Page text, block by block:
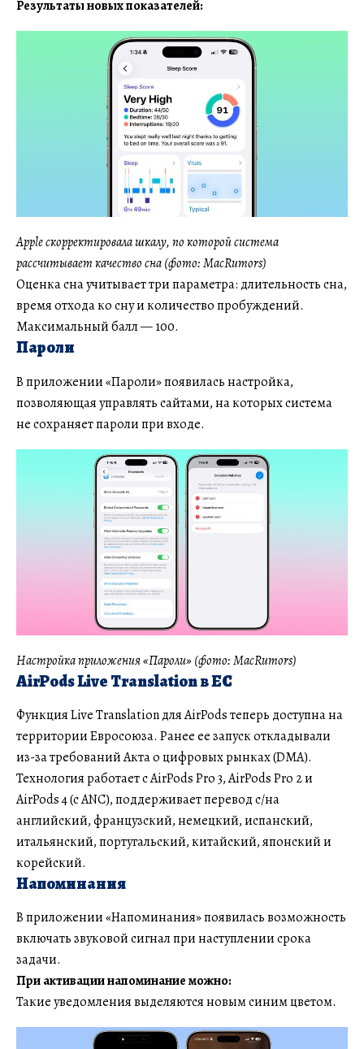
Результаты новых показателей:
Apple скорректировала шкалу, по которой система
рассчитывает качество сна (фото: MacRumors)
Оценка сна учитывает три параметра: длительность сна,
время отхода ко сну и количество пробуждений.
Максимальный балл — 100.
Пароли
В приложении «Пароли» появилась настройка,
позволяющая управлять сайтами, на которых система
не сохраняет пароли при входе.
Настройка приложения «Пароли» (фото: MacRumors)
AirPods Live Translation в ЕС
Функция Live Translation для AirPods теперь доступна на
территории Евросоюза. Ранее ее запуск откладывали
из-за требований Акта о цифровых рынках (DMA).
Технология работает с AirPods Pro 3, AirPods Pro 2 и
AirPods 4 (с ANC), поддерживает перевод с/на
английский, французский, немецкий, испанский,
итальянский, португальский, китайский, японский и
корейский.
Напоминания
В приложении «Напоминания» появилась возможность
включать звуковой сигнал при наступлении срока
задачи.
При активации напоминание можно:
Такие уведомления выделяются новым синим цветом.